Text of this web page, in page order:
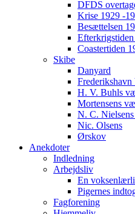
DFDS
Krise 1929 -
Besættelsen
Coastertiden
Skibe
Danyard
H. V. Buhls
Mortensens
N. C.
Nic. Olsens
Ørskov
Anekdoter
Indledning
Arbejdsliv
En
Pigernes
Fagforening